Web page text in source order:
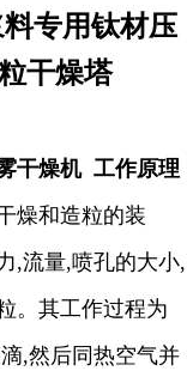
专用钛材压
干燥塔
干燥机 工作原理
燥和造粒的装
,流量,喷孔的大小,
。其工作过程为
,然后同热空气并